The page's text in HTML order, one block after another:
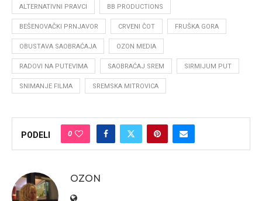
ALTERNATIVNI PRAVCI BB PRODUCTIONS
BEŠENOVAČKI PRNJAVOR CRVENI ČOT FRUŠKA GORA
OBUSTAVA SAOBRAĆAJA OZON MEDIA
RADOVI NA PUTEVIMA SAOBRAĆAJ SREM SIRMIJUM PUT
SNIMANJE FILMA SREMSKA MITROVICA
PODELI 0
OZON